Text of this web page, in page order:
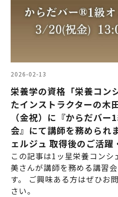
2026-02-13
栄養学の資格「栄養コン
たインストラクターの木
（金祝）に『からだバ
会』にて講師を務められ
ェルジュ 取得後のご活躍
この記事は1ッ星栄養コン
美さんが講師を務める講習
す。 ご興味ある方はぜひお
さい。